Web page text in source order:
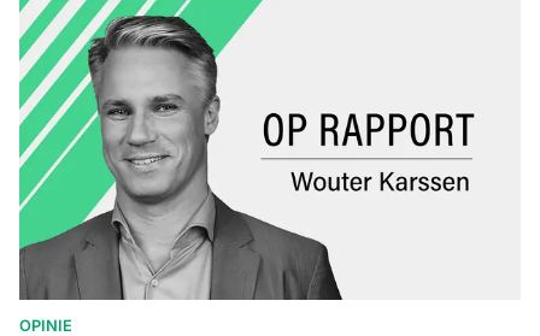
OPINIE